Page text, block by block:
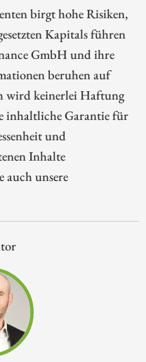
birgt hohe Risiken,
Kapitals führen
GmbH und ihre
beruhen auf
wird keinerlei Haftung
inhaltliche Garantie für
und
Inhalte
auch unsere